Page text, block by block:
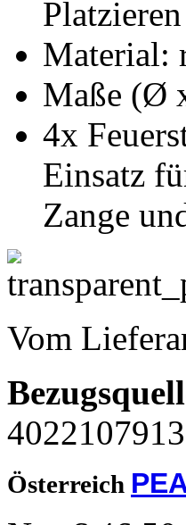
Material:
Maße (Ø
4x
Einsatz
Zange
Vom
Österreich